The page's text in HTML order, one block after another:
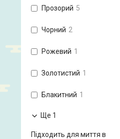
Прозорий 5
Чорний 2
Рожевий 1
Золотистий 1
Блакитний 1
Ще 1
Підходить для миття в